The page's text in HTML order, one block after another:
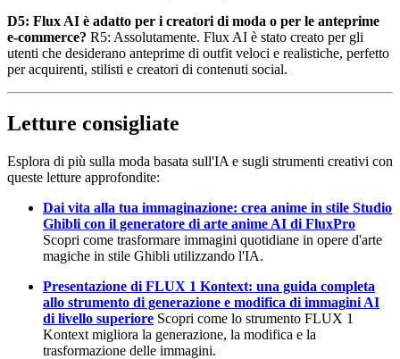
D5: Flux AI è adatto per i creatori di moda o per le anteprime
e-commerce? R5: Assolutamente. Flux AI è stato creato per gli
utenti che desiderano anteprime di outfit veloci e realistiche, perfetto
per acquirenti, stilisti e creatori di contenuti social.
Letture consigliate
Esplora di più sulla moda basata sull'IA e sugli strumenti creativi con
queste letture approfondite:
Dai vita alla tua immaginazione: crea anime in stile Studio
Ghibli con il generatore di arte anime AI di FluxPro
Scopri come trasformare immagini quotidiane in opere d'arte
magiche in stile Ghibli utilizzando l'IA.
Presentazione di FLUX 1 Kontext: una guida completa
allo strumento di generazione e modifica di immagini AI
di livello superiore Scopri come lo strumento FLUX 1
Kontext migliora la generazione, la modifica e la
trasformazione delle immagini.